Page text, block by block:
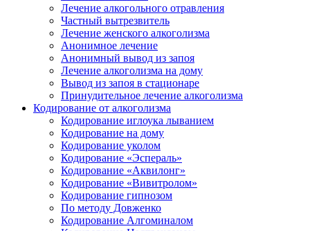
Лечение алкогольного отравления
Частный вытрезвитель
Лечение женского алкоголизма
Анонимное лечение
Анонимный вывод из запоя
Лечение алкоголизма на дому
Вывод из запоя в стационаре
Принудительное лечение алкоголизма
Кодирование от алкоголизма
Кодирование иглоука лыванием
Кодирование на дому
Кодирование уколом
Кодирование «Эспераль»
Кодирование «Аквилонг»
Кодирование «Вивитролом»
Кодирование гипнозом
По методу Довженко
Кодирование Алгоминалом